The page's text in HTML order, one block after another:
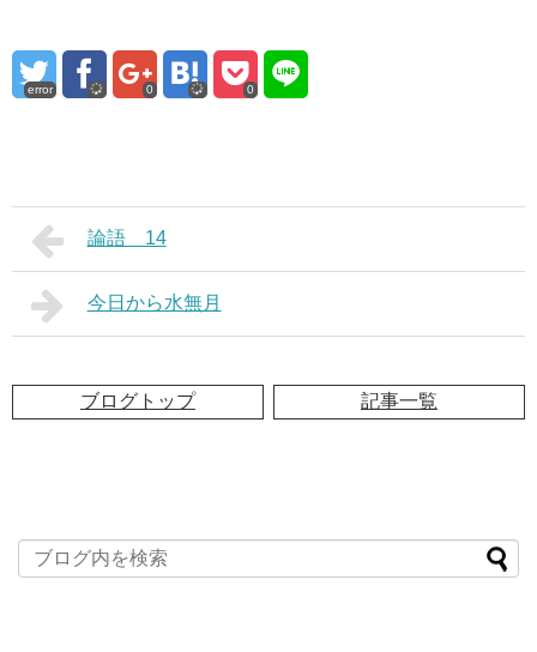
error 0 0
論語 14
今日から水無月
ブログトップ 記事一覧